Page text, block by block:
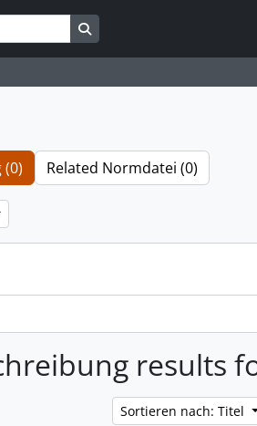
Search in browse page
Related Normdatei (0)
results
Sortieren nach: Titel